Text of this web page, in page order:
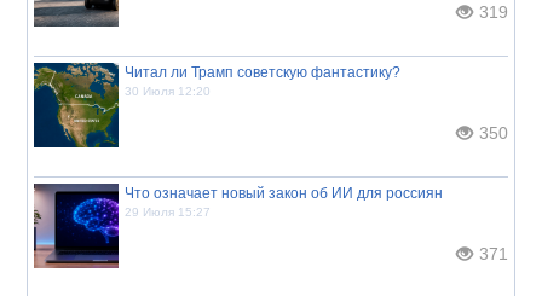
319
Читал ли Трамп советскую фантастику?
30 Июля 12:20
350
Что означает новый закон об ИИ для россиян
29 Июля 15:27
371